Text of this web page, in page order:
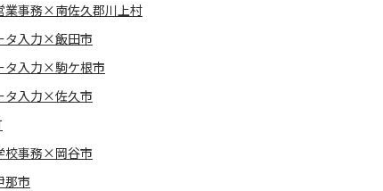
業事務×南佐久郡川上村
タ入力×飯田市
タ入力×駒ケ根市
タ入力×佐久市
校事務×岡谷市
市